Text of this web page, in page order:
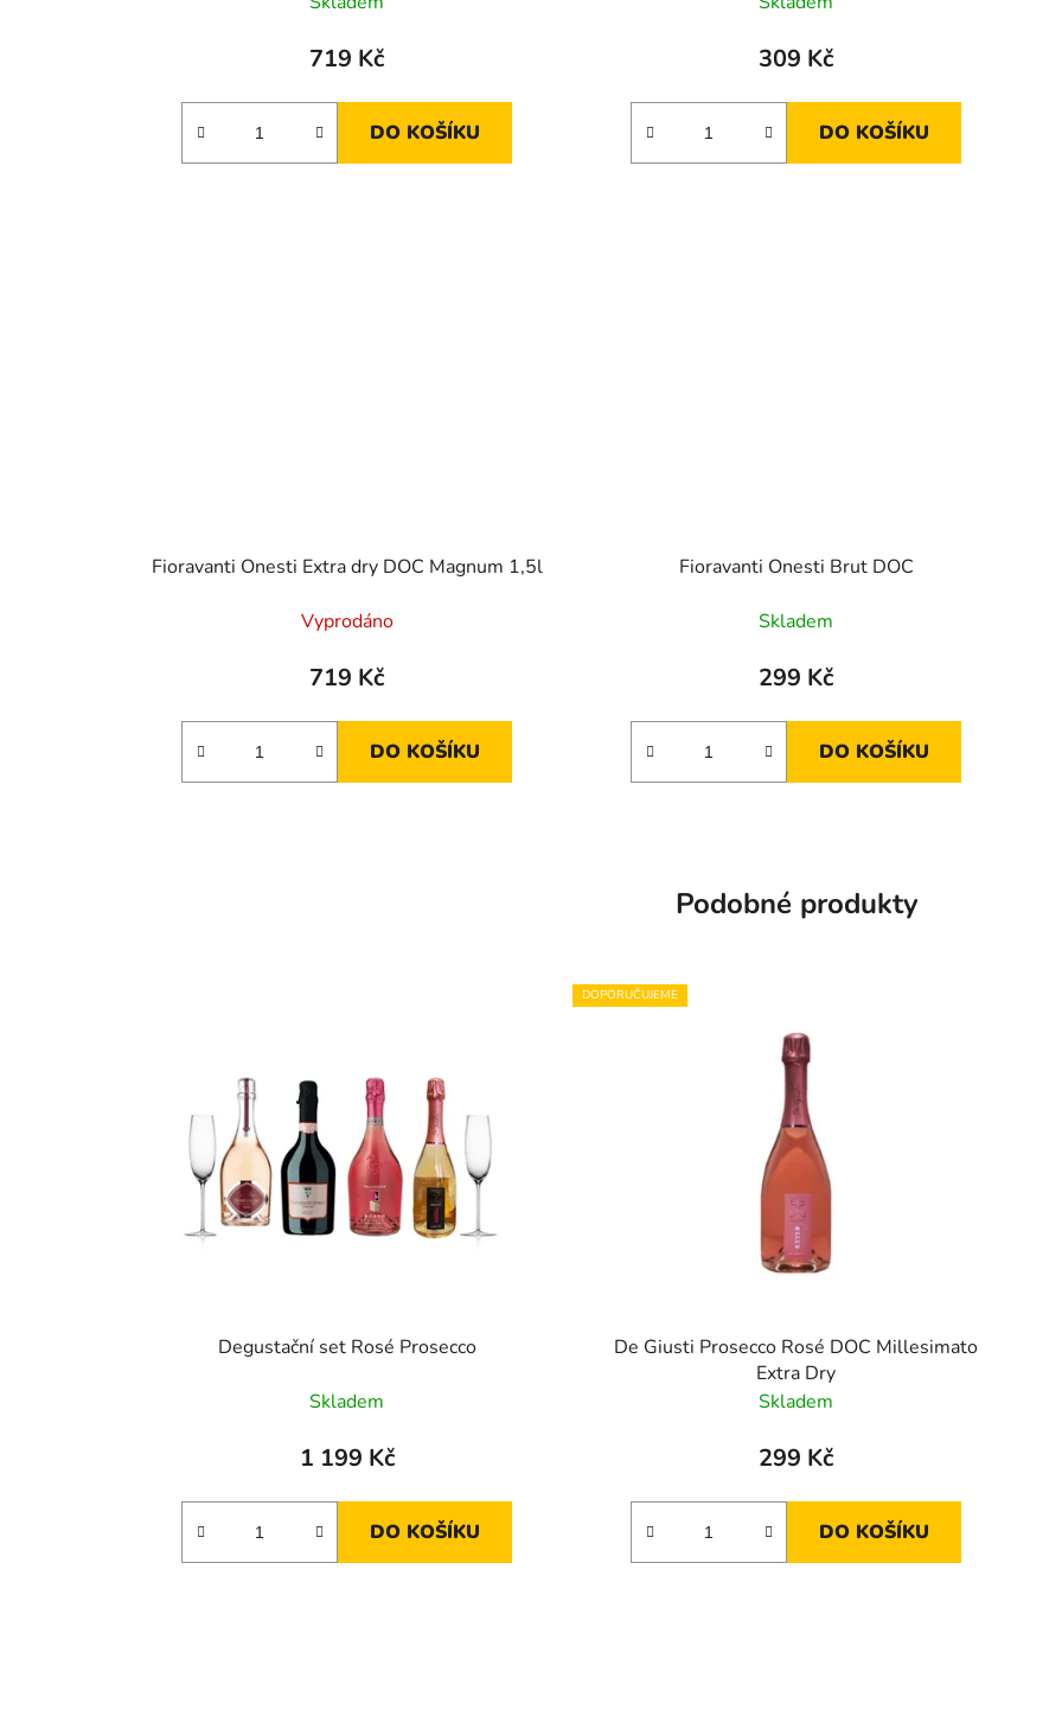
719 Kč
DO KOŠÍKU
309 Kč
DO KOŠÍKU
Fioravanti Onesti Extra dry DOC Magnum 1,5l
Vyprodáno
719 Kč
DO KOŠÍKU
Fioravanti Onesti Brut DOC
Skladem
299 Kč
DO KOŠÍKU
Podobné produkty
Degustační set Rosé Prosecco
Skladem
1 199 Kč
DO KOŠÍKU
DOPORUČUJEME
De Giusti Prosecco Rosé DOC Millesimato
Extra Dry
Skladem
299 Kč
DO KOŠÍKU